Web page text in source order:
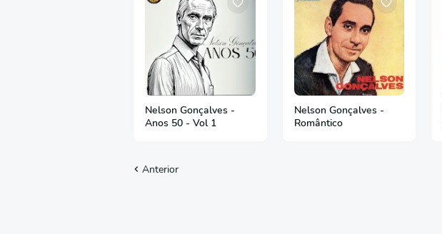
Nelson Gonçalves -
Anos 50 - Vol 1
Nelson Gonçalves -
Romântico
Anterior